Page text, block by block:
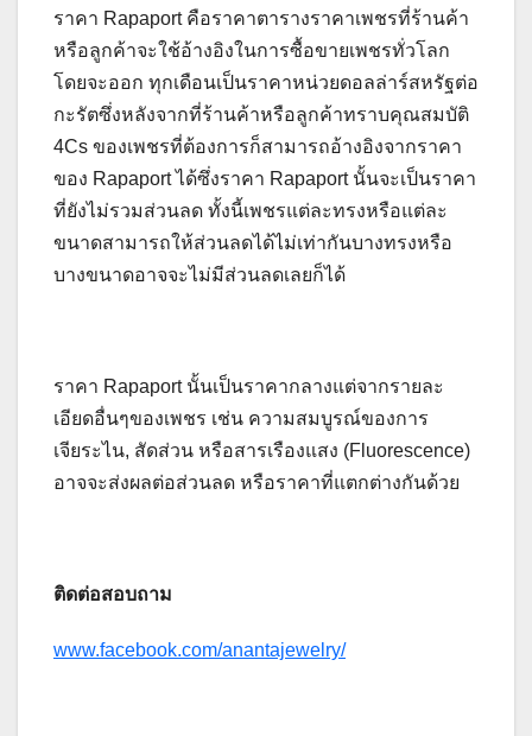
ราคา Rapaport คือราคาตารางราคาเพชรที่ร้านค้า
หรือลูกค้าจะใช้อ้างอิงในการซื้อขายเพชรทั่วโลก
โดยจะออก ทุกเดือนเป็นราคาหน่วยดอลล่าร์สหรัฐต่อ
กะรัตซึ่งหลังจากที่ร้านค้าหรือลูกค้าทราบคุณสมบัติ
4Cs ของเพชรที่ต้องการก็สามารถอ้างอิงจากราคา
ของ Rapaport ได้ซึ่งราคา Rapaport นั้นจะเป็นราคา
ที่ยังไม่รวมส่วนลด ทั้งนี้เพชรแต่ละทรงหรือแต่ละ
ขนาดสามารถให้ส่วนลดได้ไม่เท่ากันบางทรงหรือ
บางขนาดอาจจะไม่มีส่วนลดเลยก็ได้
ราคา Rapaport นั้นเป็นราคากลางแต่จากรายละ
เอียดอื่นๆของเพชร เช่น ความสมบูรณ์ของการ
เจียระไน, สัดส่วน หรือสารเรืองแสง (Fluorescence)
อาจจะส่งผลต่อส่วนลด หรือราคาที่แตกต่างกันด้วย
ติดต่อสอบถาม
www.facebook.com/anantajewelry/